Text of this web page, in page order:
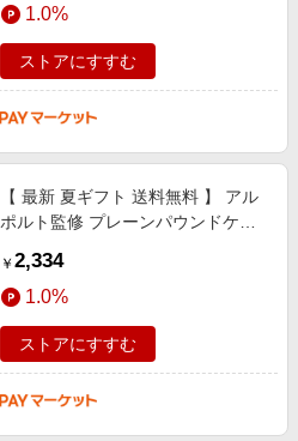
1.0%
ストアにすすむ
【 最新 夏ギフト 送料無料 】 アル
ポルト監修 プレーンパウンドケー
バッグ パウンドケーキ
￥ 2,334
1.0%
ストアにすすむ